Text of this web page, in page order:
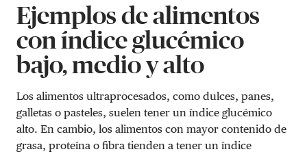
Ejemplos de alimentos
con índice glucémico
bajo, medio y alto
Los alimentos ultraprocesados, como dulces, panes,
galletas o pasteles, suelen tener un índice glucémico
alto. En cambio, los alimentos con mayor contenido de
grasa, proteína o fibra tienden a tener un índice